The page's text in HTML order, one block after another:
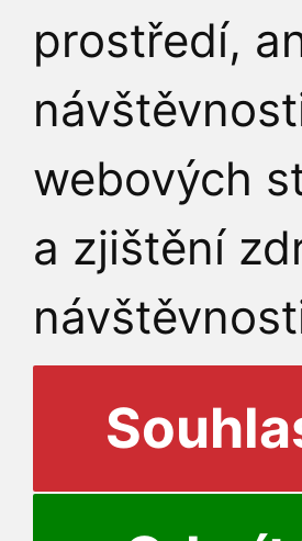
prostředí,
webových
a zjištění